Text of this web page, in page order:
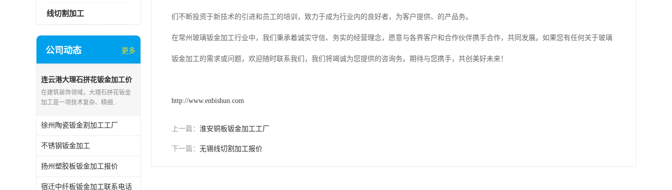
线切割加工
公司动态 更多
连云港大理石拼花钣金加工价
格
在建筑装饰领域，大理石拼花钣金
加工是一项技术复杂、精细..
徐州陶瓷钣金割加工工厂
不锈钢钣金加工
扬州塑胶板钣金加工报价
宿迁中纤板钣金加工联系电话
们不断投资于新技术的引进和员工的培训，致力于成为行业内的良好者，为客户提供、的产品务。
在常州玻璃钣金加工行业中，我们秉承着诚实守信、务实的经营理念，愿意与各界客户和合作伙伴携手合作，共同发展。如果您有任何关于玻璃
钣金加工的需求或问题，欢迎随时联系我们，我们将竭诚为您提供的咨询务。期待与您携手，共创美好未来！
http://www.enbishun.com
上一篇： 淮安铜板钣金加工工厂
下一篇： 无锡线切割加工报价